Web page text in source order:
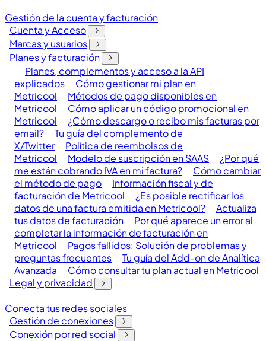
Gestión de la cuenta y facturación
Cuenta y Acceso
Marcas y usuarios
Planes y facturación
Planes, complementos y acceso a la API
explicados
Cómo gestionar mi plan en
Metricool
Métodos de pago disponibles en
Metricool
Cómo aplicar un código promocional en
Metricool
¿Cómo descargo o recibo mis facturas por
email?
Tu guía del complemento de
X/Twitter
Política de reembolsos de
Metricool
Modelo de suscripción en SAAS
¿Por qué
me están cobrando IVA en mi factura?
Cómo cambiar
el método de pago
Información fiscal y de
facturación de Metricool
¿Es posible rectificar los
datos de una factura emitida en Metricool?
Actualiza
tus datos de facturación
Por qué aparece un error al
completar la información de facturación en
Metricool
Pagos fallidos: Solución de problemas y
preguntas frecuentes
Tu guía del Add-on de Analítica
Avanzada
Cómo consultar tu plan actual en Metricool
Legal y privacidad
Conecta tus redes sociales
Gestión de conexiones
Conexión por red social